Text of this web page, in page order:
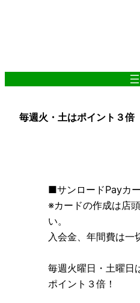
キ
毎週火・土はポイント３倍
■サンロードPayカ
※カードの作成は店
い。
入会金、年間費は一
毎週火曜日・土曜日
ポイント３倍！